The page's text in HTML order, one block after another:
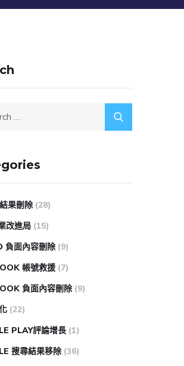
果刪除 (28)
改進局 (15)
負面內容刪除 (9)
帳號救援 (7)
負面內容刪除 (9)
(22)
PLAY評論增長 (1)
搜尋結果移除 (36)